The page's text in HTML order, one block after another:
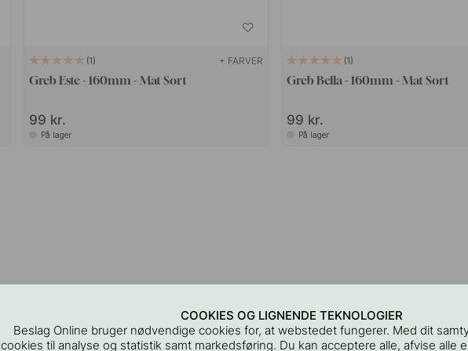
1 + FARVER
Greb Este - 160mm - Mat Sort
99 kr.
På lager
1
Greb Bella - 160mm - Mat Sort
99 kr.
På lager
COOKIES OG LIGNENDE TEKNOLOGIER
Beslag Online bruger nødvendige cookies for, at webstedet fungerer. Med dit
cookies til analyse og statistik samt markedsføring. Du kan acceptere alle, afvise alle